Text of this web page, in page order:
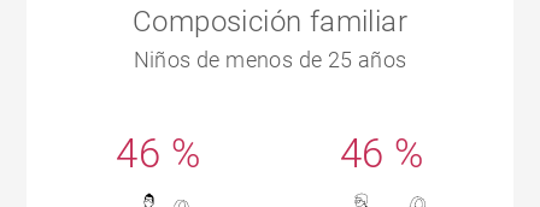
Composición familiar
Niños de menos de 25 años
46 % 46 %